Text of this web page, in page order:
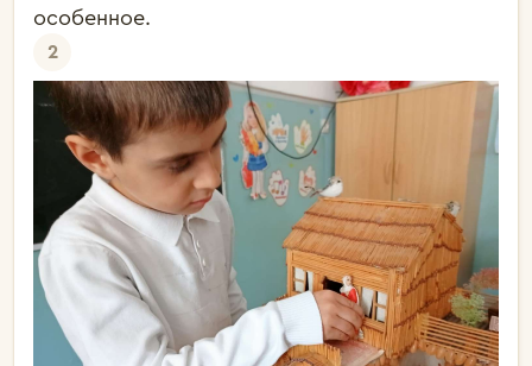
особенное.
2